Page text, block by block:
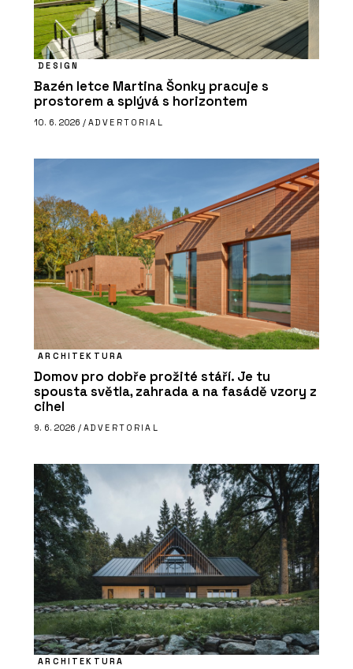
DESIGN
Bazén letce Martina Šonky pracuje s
prostorem a splývá s horizontem
10. 6. 2026 / ADVERTORIAL
ARCHITEKTURA
Domov pro dobře prožité stáří. Je tu
spousta světla, zahrada a na fasádě vzory z
cihel
9. 6. 2026 / ADVERTORIAL
ARCHITEKTURA